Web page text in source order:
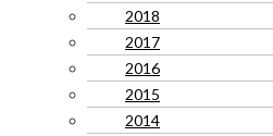
2018
2017
2016
2015
2014